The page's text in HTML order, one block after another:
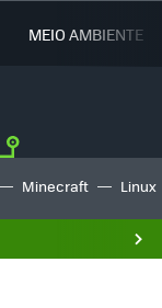
MEIO AMBIENTE
Minecraft Linux